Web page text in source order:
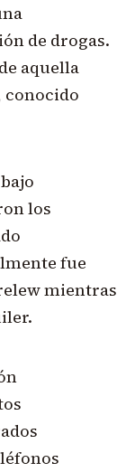
de drogas.
aquella
conocido
los
fue
mientras